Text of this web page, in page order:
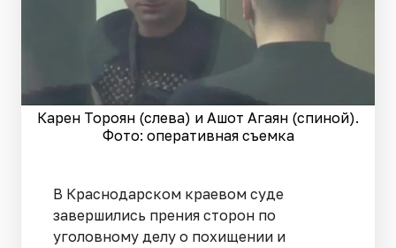
Карен Тороян (слева) и Ашот Агаян (спиной).
Фото: оперативная съемка
В Краснодарском краевом суде
завершились прения сторон по
уголовному делу о похищении и